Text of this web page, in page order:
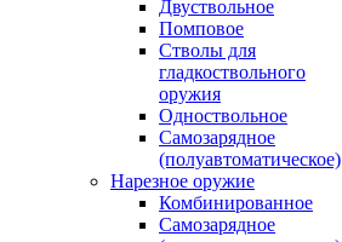
Двуствольное
Помповое
Стволы для
гладкоствольного
оружия
Одноствольное
Самозарядное
(полуавтоматическое)
Нарезное оружие
Комбинированное
Самозарядное